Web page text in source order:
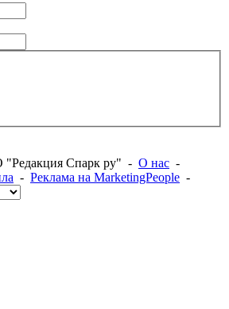
Спарк ру" - О нас -
- Реклама на MarketingPeople -